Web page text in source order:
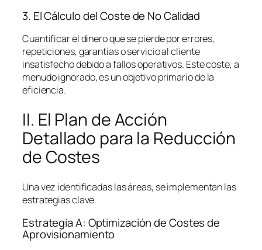
3. El Cálculo del Coste de No Calidad
Cuantificar el dinero que se pierde por errores,
repeticiones, garantías o servicio al cliente
insatisfecho debido a fallos operativos. Este coste, a
menudo ignorado, es un objetivo primario de la
eficiencia.
II. El Plan de Acción
Detallado para la Reducción
de Costes
Una vez identificadas las áreas, se implementan las
estrategias clave.
Estrategia A: Optimización de Costes de
Aprovisionamiento